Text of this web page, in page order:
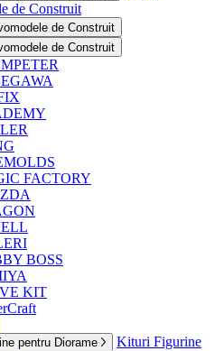
de Construit
de Construit
de Construit
FACTORY
BOSS
KIT
pentru Diorame
Kituri Figurine